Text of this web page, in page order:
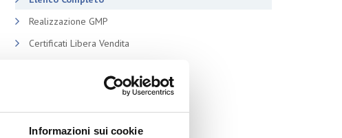
Informazioni sui cookie
Realizzazione GMP
Certificati Libera Vendita
Normativa cosmetici
Prodotti e Ingredienti Cosmetici